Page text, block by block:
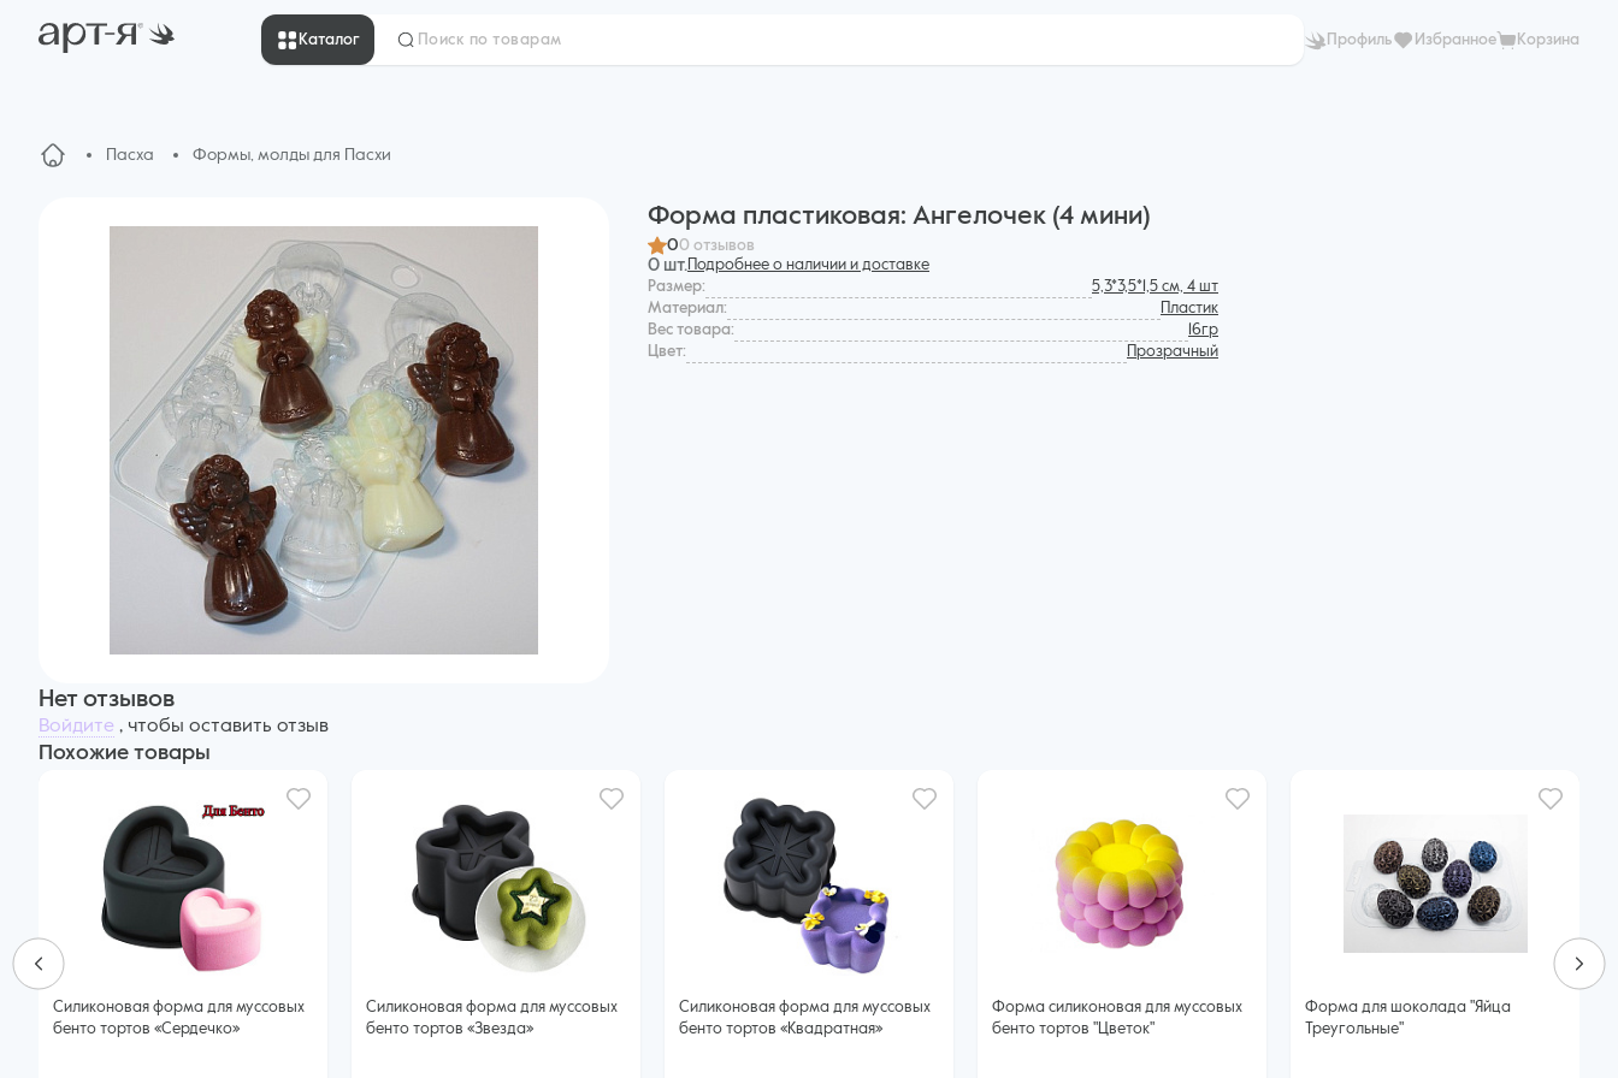
Каталог Профиль Избранное Корзина
Пасха Формы, молды для Пасхи
Форма пластиковая: Ангелочек (4 мини)
00 отзывов
0 шт. Подробнее о наличии и доставке
Размер:
5,3*3,5*1,5 см, 4 шт
Материал:
Пластик
Вес товара:
16гр
Цвет:
Прозрачный
Нет отзывов
Войдите , чтобы оставить отзыв
Похожие товары
Силиконовая форма для муссовых
бенто тортов «Сердечко»
Силиконовая форма для муссовых
бенто тортов «Звезда»
Силиконовая форма для муссовых
бенто тортов «Квадратная»
Форма силиконовая для муссовых
бенто тортов "Цветок"
Форма для шоколада "Яйца
Треугольные"